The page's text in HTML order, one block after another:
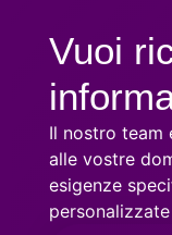
Vuoi
Il nostro team
alle vostre
esigenze